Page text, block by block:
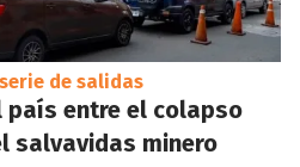
de salidas
país entre el colapso
salvavidas minero